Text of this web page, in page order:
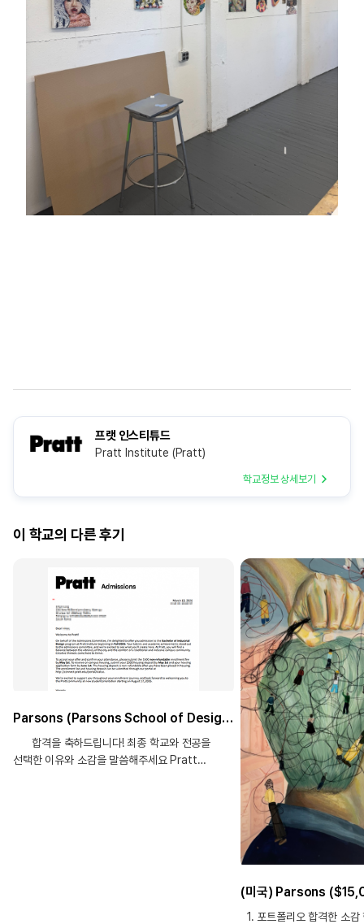
프랫 인스티튜드
Pratt Institute (Pratt)
학교정보 상세보기
이 학교의 다른 후기
Parsons (Parsons School of Design)_Prodcut Design BFA, Pratt Institute_Industrial Design BID) _장**합격!!
합격을 축하드립니다! 최종 학교와 전공을
선택한 이유와 소감을 말씀해주세요 Pratt
1. 포트폴리오 합격한 소